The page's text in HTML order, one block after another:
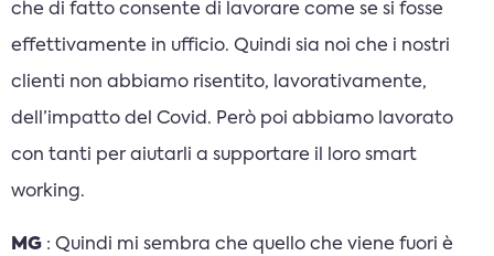
che di fatto consente di lavorare come se si fosse
effettivamente in ufficio. Quindi sia noi che i nostri
clienti non abbiamo risentito, lavorativamente,
dell’impatto del Covid. Però poi abbiamo lavorato
con tanti per aiutarli a supportare il loro smart
working.
MG : Quindi mi sembra che quello che viene fuori è